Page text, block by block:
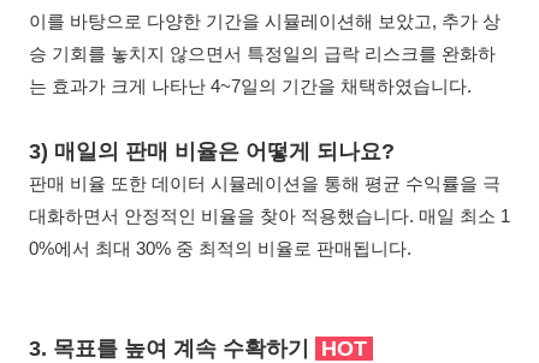
이를 바탕으로 다양한 기간을 시뮬레이션해 보았고, 추가 상
승 기회를 놓치지 않으면서 특정일의 급락 리스크를 완화하
는 효과가 크게 나타난 4~7일의 기간을 채택하였습니다.
3) 매일의 판매 비율은 어떻게 되나요?
판매 비율 또한 데이터 시뮬레이션을 통해 평균 수익률을 극
대화하면서 안정적인 비율을 찾아 적용했습니다. 매일 최소 1
0%에서 최대 30% 중 최적의 비율로 판매됩니다.
3. 목표를 높여 계속 수확하기 HOT